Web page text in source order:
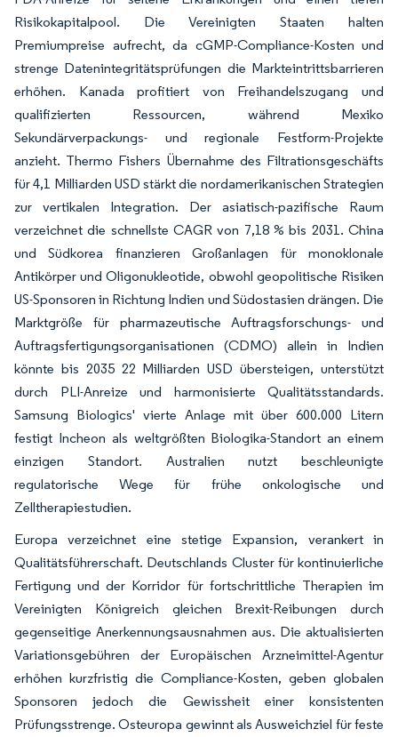
Risikokapitalpool. Die Vereinigten Staaten halten
Premiumpreise aufrecht, da cGMP-Compliance-Kosten und
strenge Datenintegritätsprüfungen die Markteintrittsbarrieren
erhöhen. Kanada profitiert von Freihandelszugang und
qualifizierten Ressourcen, während Mexiko
Sekundärverpackungs- und regionale Festform-Projekte
anzieht. Thermo Fishers Übernahme des Filtrationsgeschäfts
für 4,1 Milliarden USD stärkt die nordamerikanischen Strategien
zur vertikalen Integration. Der asiatisch-pazifische Raum
verzeichnet die schnellste CAGR von 7,18 % bis 2031. China
und Südkorea finanzieren Großanlagen für monoklonale
Antikörper und Oligonukleotide, obwohl geopolitische Risiken
US-Sponsoren in Richtung Indien und Südostasien drängen. Die
Marktgröße für pharmazeutische Auftragsforschungs- und
Auftragsfertigungsorganisationen (CDMO) allein in Indien
könnte bis 2035 22 Milliarden USD übersteigen, unterstützt
durch PLI-Anreize und harmonisierte Qualitätsstandards.
Samsung Biologics' vierte Anlage mit über 600.000 Litern
festigt Incheon als weltgrößten Biologika-Standort an einem
einzigen Standort. Australien nutzt beschleunigte
regulatorische Wege für frühe onkologische und
Zelltherapiestudien.
Europa verzeichnet eine stetige Expansion, verankert in
Qualitätsführerschaft. Deutschlands Cluster für kontinuierliche
Fertigung und der Korridor für fortschrittliche Therapien im
Vereinigten Königreich gleichen Brexit-Reibungen durch
gegenseitige Anerkennungsausnahmen aus. Die aktualisierten
Variationsgebühren der Europäischen Arzneimittel-Agentur
erhöhen kurzfristig die Compliance-Kosten, geben globalen
Sponsoren jedoch die Gewissheit einer konsistenten
Prüfungsstrenge. Osteuropa gewinnt als Ausweichziel für feste